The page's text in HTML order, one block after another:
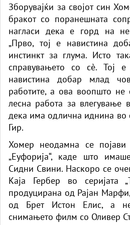
Зборувајќи за својот син
бракот со поранешната
нагласи дека е горд на
„Прво, тој е навистина
инстинкт за глума. Исто
справувањето со сè. Тој
навистина добар млад
работите, а ова воопшто
лесна работа за влегување
дека има одлична иднина во
Гир.
Хомер неодамна се
„Еуфорија“, каде што
Сидни Свини. Наскоро се
Каја Гербер во серијата
продуцирана од Рајан
од Брет Истон Елис, а
снимањето филм со Оливер